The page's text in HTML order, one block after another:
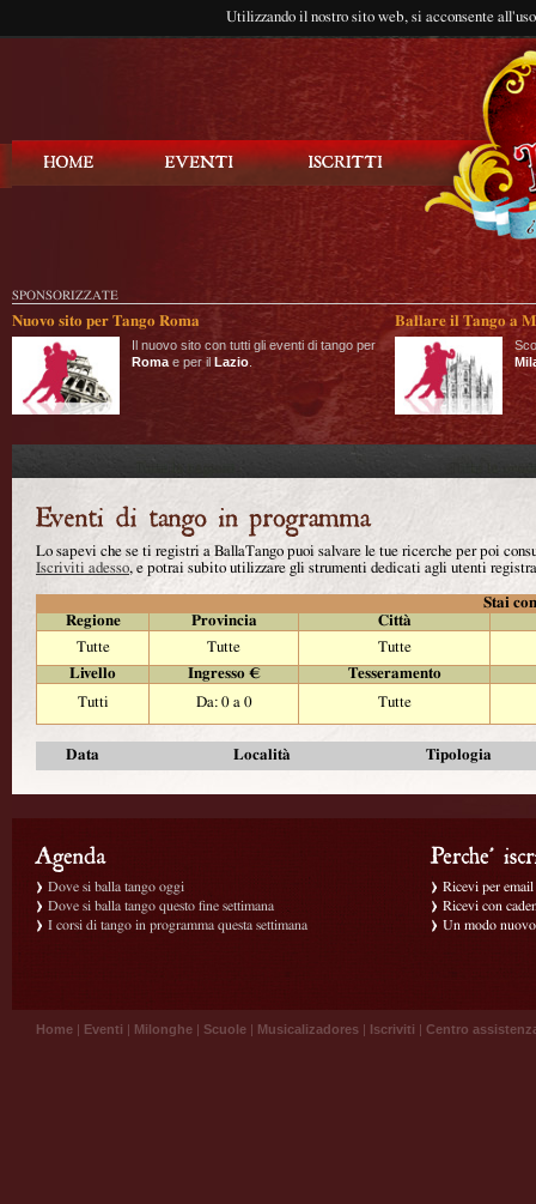
Utilizzando il nostro sito web, si acconsente
SPONSORIZZATE
Nuovo sito per Tango Roma
Il nuovo sito con tutti gli eventi di tango per
Roma e per il Lazio
Ballare il Tango a
Lo sapevi che se ti registri a BallaTango puoi salvare le tue ricerche per poi
Iscriviti adesso, e potrai subito utilizzare gli strumenti dedicati agli utenti
Stai
Regione
Provincia
Città
Tutte
Tutte
Tutte
Livello
Ingresso €
Tesseramento
Tutti
Da: 0 a 0 Tutte
Data Località Tipologia
Dove si balla tango oggi
Dove si balla tango questo fine settimana
I corsi di tango in programma questa settimana
Ricevi per
Ricevi con
Un modo
Home | Eventi | Milonghe | Scuole | Musicalizadores | Iscriviti | Centro